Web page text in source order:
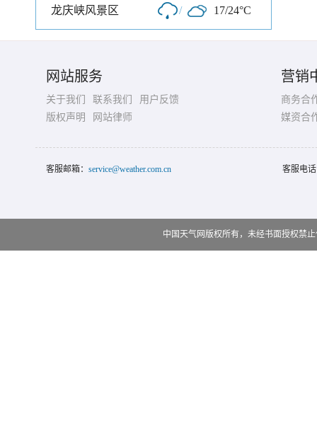
龙庆峡风景区 / 17/24°C
网站服务
关于我们 联系我们
用户反馈
版权声明
网站律师
营销
商务合
媒资合
客服邮箱： service@weather.com.cn 客服电
中国天气网版权所有，未经书面授权